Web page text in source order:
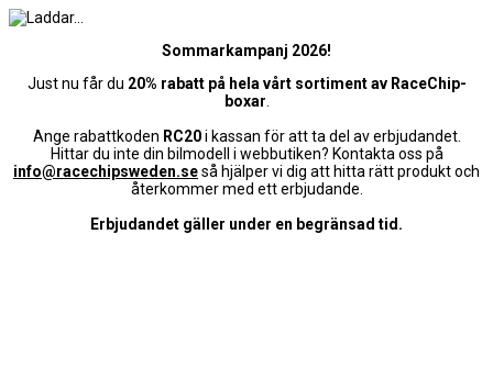
Sommarkampanj 2026!
Just nu får du 20% rabatt på hela vårt sortiment av RaceChip-
boxar
Ange rabattkoden RC20i kassan för att ta del av erbjudandet.
Hittar du inte din bilmodell i webbutiken? Kontakta oss på
info@racechipsweden.seså hjälper vi dig att hitta rätt produkt och
återkommer med ett erbjudande.
Erbjudandet gäller under en begränsad tid.